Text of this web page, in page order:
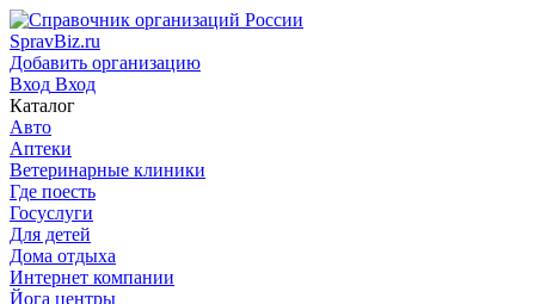
SpravBiz.ru
Добавить организацию
Вход Вход
Каталог
Авто
Аптеки
Ветеринарные клиники
Где поесть
Госуслуги
Для детей
Дома отдыха
Интернет компании
Йога центры